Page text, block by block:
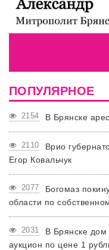
ПОПУЛЯРНОЕ
2154 В Брянске
2110
Врио
Егор Ковальчук
2077
Богомаз
области по
2031
В Брянске дом
аукцион по цене 1